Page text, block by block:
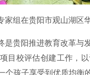
家组在贵阳市观山湖区
是贵阳推进教育改革与
目校评估创建工作，
个孩子享受到优质均